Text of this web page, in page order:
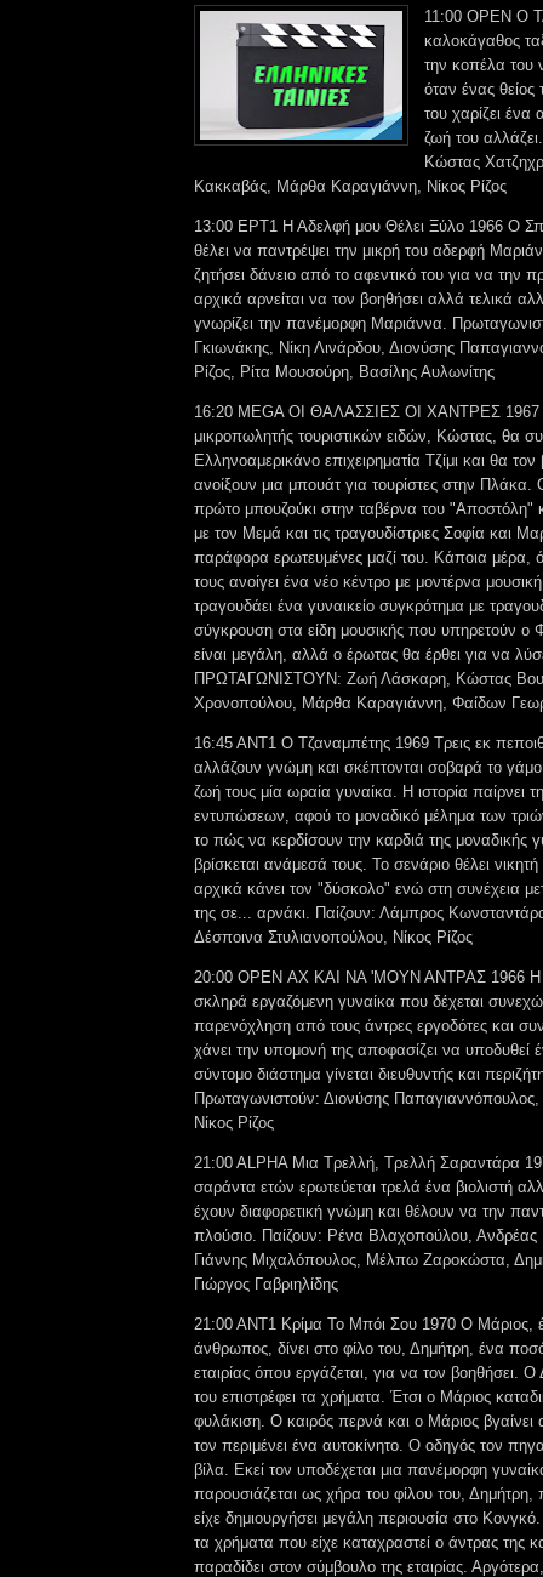
11:00 OPEN Ο
καλοκάγαθος
την κοπέλα του
όταν ένας θείος
του χαρίζει ένα
ζωή του
Κώστας
Κακκαβάς, Μάρθα Καραγιάννη, Νίκος Ρίζος
13:00 ΕΡΤ1 Η Αδελφή μου Θέλει Ξύλο 1966 Ο
θέλει να παντρέψει την μικρή του αδερφή
ζητήσει δάνειο από το αφεντικό του για να την
αρχικά αρνείται να τον βοηθήσει αλλά τελικά
γνωρίζει την πανέμορφη Μαριάννα.
Γκιωνάκης, Νίκη Λινάρδου, Διονύσης
Ρίζος, Ρίτα Μουσούρη, Βασίλης Αυλωνίτης
16:20 MEGA ΟΙ ΘΑΛΑΣΣΙΕΣ ΟΙ ΧΑΝΤΡΕΣ 1967
μικροπωλητής τουριστικών ειδών, Κώστας, θα
Ελληνοαμερικάνο επιχειρηματία Τζίμι και θα
ανοίξουν μια μπουάτ για τουρίστες στην Πλάκα.
πρώτο μπουζούκι στην ταβέρνα του "Αποστόλη"
με τον Μεμά και τις τραγουδίστριες Σοφία και
παράφορα ερωτευμένες μαζί του. Κάποια μέρα,
τους ανοίγει ένα νέο κέντρο με μοντέρνα
τραγουδάει ένα γυναικείο συγκρότημα με
σύγκρουση στα είδη μουσικής που υπηρετούν ο
είναι μεγάλη, αλλά ο έρωτας θα έρθει για να
ΠΡΩΤΑΓΩΝΙΣΤΟΥΝ: Ζωή Λάσκαρη, Κώστας
Χρονοπούλου, Μάρθα Καραγιάννη, Φαίδων
16:45 ΑΝΤ1 Ο Τζαναμπέτης 1969 Τρεις εκ
αλλάζουν γνώμη και σκέπτονται σοβαρά το
ζωή τους μία ωραία γυναίκα. Η ιστορία παίρνει
εντυπώσεων, αφού το μοναδικό μέλημα των
το πώς να κερδίσουν την καρδιά της μοναδικής
βρίσκεται ανάμεσά τους. Το σενάριο θέλει
αρχικά κάνει τον "δύσκολο" ενώ στη συνέχεια
της σε... αρνάκι. Παίζουν: Λάμπρος
Δέσποινα Στυλιανοπούλου, Νίκος Ρίζος
20:00 OPEN ΑΧ ΚΑΙ ΝΑ 'ΜΟΥΝ ΑΝΤΡΑΣ 1966 Η
σκληρά εργαζόμενη γυναίκα που δέχεται
παρενόχληση από τους άντρες εργοδότες και
χάνει την υπομονή της αποφασίζει να υποδυθεί
σύντομο διάστημα γίνεται διευθυντής και
Πρωταγωνιστούν: Διονύσης
Νίκος Ρίζος
21:00 ALPHA Μια Τρελλή, Τρελλή Σαραντάρα
σαράντα ετών ερωτεύεται τρελά ένα βιολιστή
έχουν διαφορετική γνώμη και θέλουν να την
πλούσιο. Παίζουν: Ρένα Βλαχοπούλου,
Γιάννης Μιχαλόπουλος, Μέλπω Ζαροκώστα,
Γιώργος Γαβριηλίδης
21:00 ΑΝΤ1 Κρίμα Το Μπόι Σου 1970 Ο Μάριος,
άνθρωπος, δίνει στο φίλο του, Δημήτρη, ένα
εταιρίας όπου εργάζεται, για να τον βοηθήσει.
του επιστρέφει τα χρήματα. Έτσι ο Μάριος
φυλάκιση. Ο καιρός περνά και ο Μάριος
τον περιμένει ένα αυτοκίνητο. Ο οδηγός τον
βίλα. Εκεί τον υποδέχεται μια πανέμορφη
παρουσιάζεται ως χήρα του φίλου του, Δημήτρη,
είχε δημιουργήσει μεγάλη περιουσία στο
τα χρήματα που είχε καταχραστεί ο άντρας της
παραδίδει στον σύμβουλο της εταιρίας.